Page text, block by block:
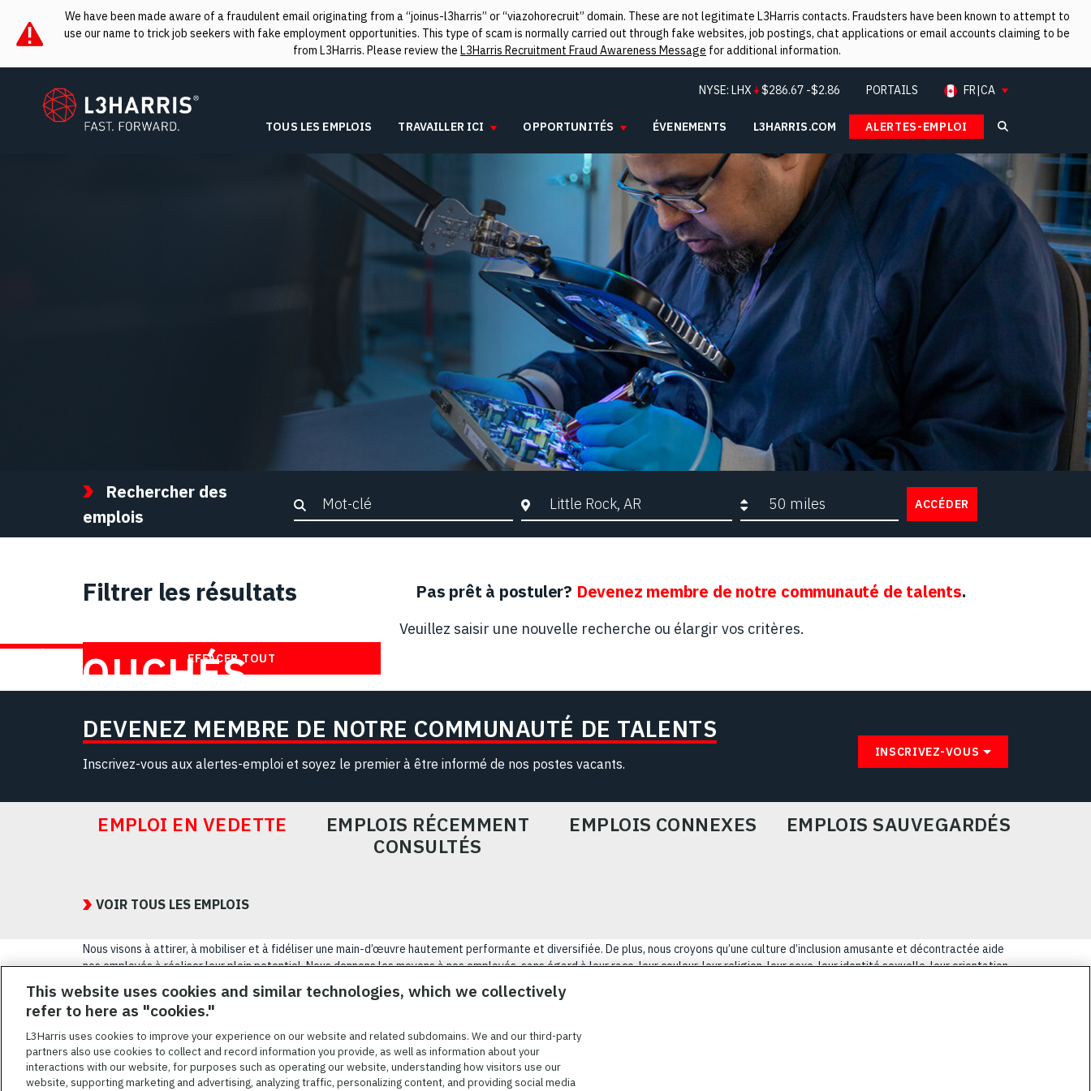
We have been made aware of a fraudulent email originating from a “joinus-l3harris” or “viazohorecruit” domain. These are not legitimate L3Harris contacts. Fraudsters have been known to attempt to
use our name to trick job seekers with fake employment opportunities. This type of scam is normally carried out through fake websites, job postings, chat applications or email accounts claiming to be
from L3Harris. Please review the L3Harris Recruitment Fraud Awareness Message for additional information.
L3Harris
Search
NYSE:LHX $286.67 -$2.86 PORTAILS FR|CA
TOUS LES EMPLOIS TRAVAILLER ICI OPPORTUNITÉS ÉVENEMENTS L3HARRIS.COM ALERTES-EMPLOI
DÉBOUCHÉS
CHEZ NOUS
Rechercher des
emplois
Recherche par mots-clés Ville, Région ou Code postal Rayon de recherche ACCÉDER
Pas prêt à postuler? Devenez membre de notre communauté de talents.
Veuillez saisir une nouvelle recherche ou élargir vos critères.
Filtrer les résultats
EFFACER TOUT
DEVENEZ MEMBRE DE NOTRE COMMUNAUTÉ DE TALENTS
Inscrivez-vous aux alertes-emploi et soyez le premier à être informé de nos postes vacants.
INSCRIVEZ-VOUS
EMPLOI EN VEDETTE
EMPLOIS RÉCEMMENT
CONSULTÉS
EMPLOIS CONNEXES EMPLOIS SAUVEGARDÉS
JobsVOIR TOUS LES EMPLOIS
Nous visons à attirer, à mobiliser et à fidéliser une main-d’œuvre hautement performante et diversifiée. De plus, nous croyons qu’une culture d’inclusion amusante et décontractée aide
nos employés à réaliser leur plein potentiel. Nous donnons les moyens à nos employés, sans égard à leur race, leur couleur, leur religion, leur sexe, leur identité sexuelle, leur orientation
sexuelle, leur origine nationale, leur handicap ou leur statut d’ancien combattant, d’innover afin de résoudre les problèmes les plus coriaces de nos clients.
L3HARRIS.COM
This website uses cookies and similar technologies, which we collectively
refer to here as "cookies."
L3Harris uses cookies to improve your experience on our website and related subdomains. We and our third-party
partners also use cookies to collect and record information you provide, as well as information about your
interactions with our website, for purposes such as operating our website, understanding how visitors use our
website, supporting marketing and advertising, analyzing traffic, personalizing content, and providing social media